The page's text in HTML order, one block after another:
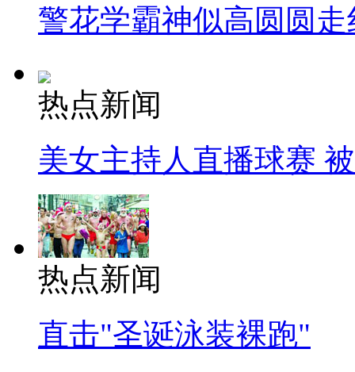
警花学霸神似高圆圆走
热点新闻
美女主持人直播球赛
热点新闻
直击"圣诞泳装裸跑"